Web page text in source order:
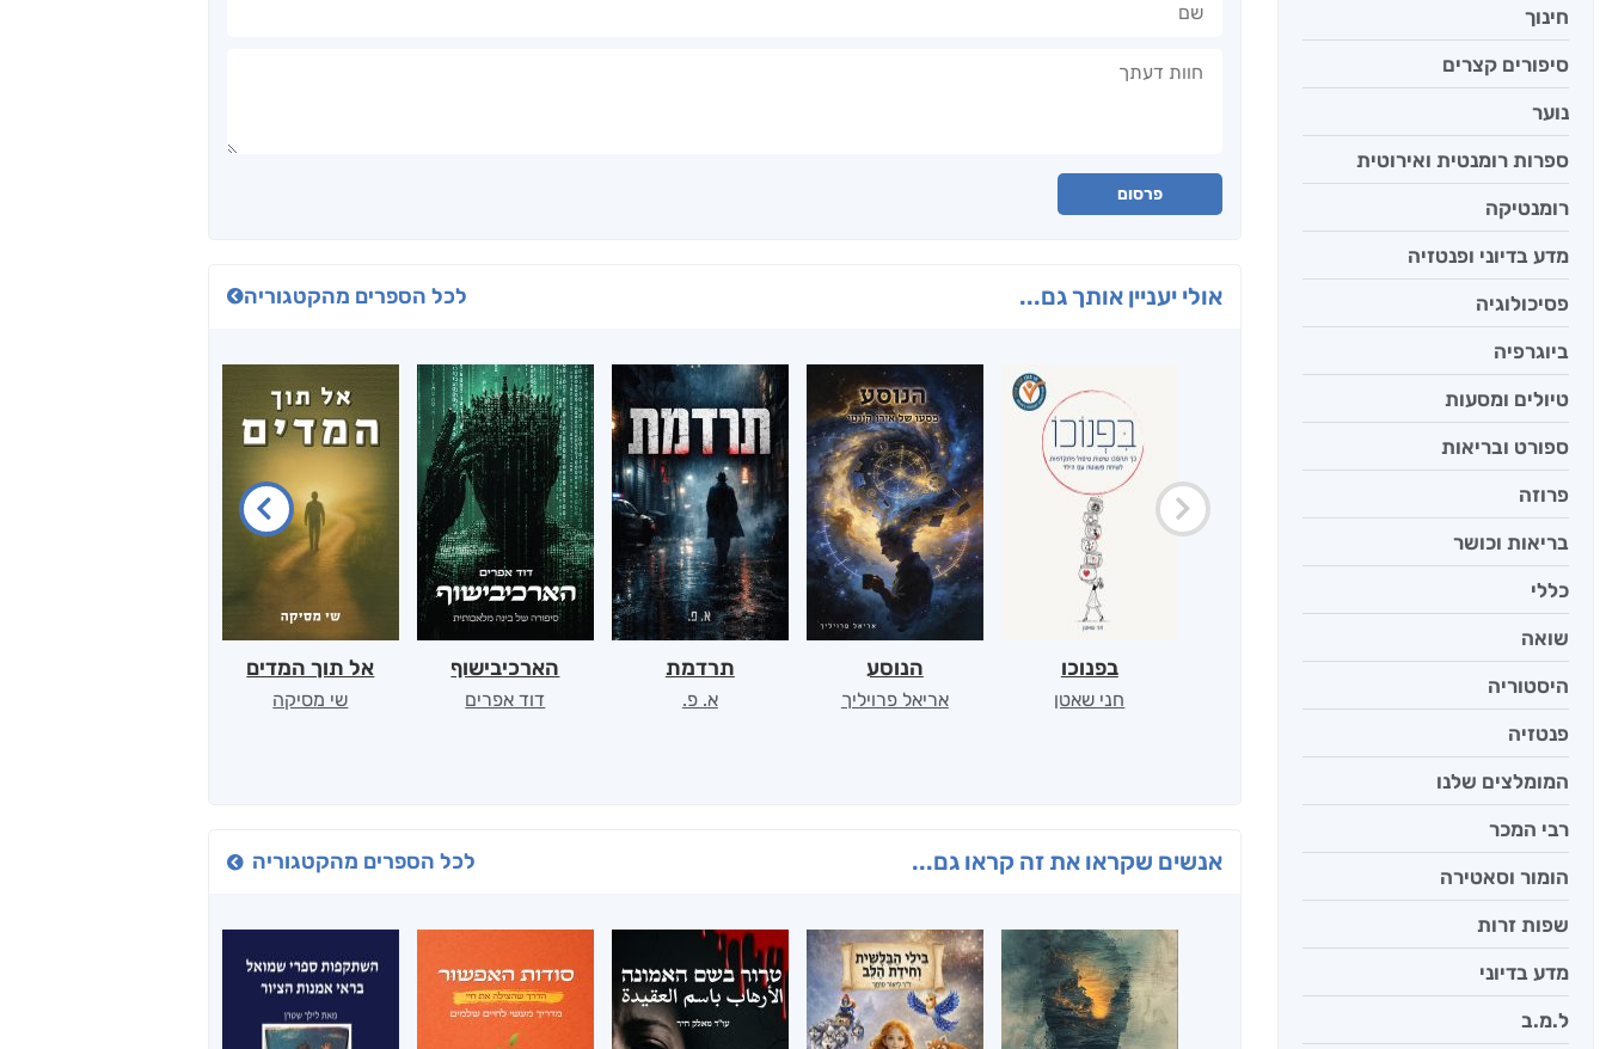
חינוך
סיפורים קצרים
נוער
ספרות רומנטית ואירוטית
רומנטיקה
מדע בדיוני ופנטזיה
פסיכולוגיה
ביוגרפיה
טיולים ומסעות
ספורט ובריאות
פרוזה
בריאות וכושר
כללי
שואה
היסטוריה
פנטזיה
המומלצים שלנו
רבי המכר
הומור וסאטירה
שפות זרות
מדע בדיוני
ל.מ.ב
פרסום
אולי יעניין אותך גם... לכל הספרים מהקטגוריה
בפנוכו
חני שאטן
הנוסע
אריאל פרויליך
תרדמת
א. פ.
הארכיבישוף
דוד אפרים
אל תוך המדים
שי מסיקה
אנשים שקראו את זה קראו גם... לכל הספרים מהקטגוריה